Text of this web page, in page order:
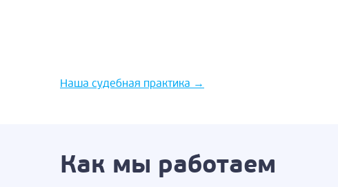
Наша судебная практика →
Как мы работаем